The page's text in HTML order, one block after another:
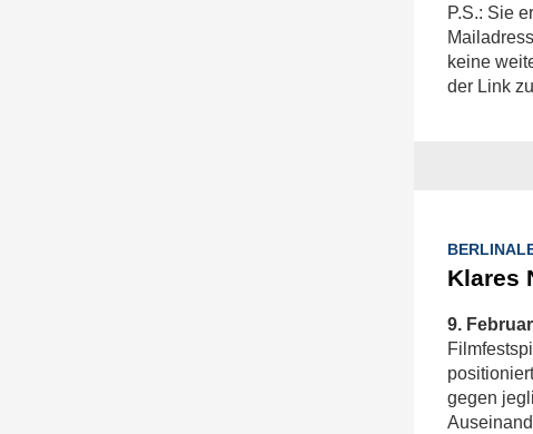
P.S.: Sie
keine
der Link
Klares
9.
gegen